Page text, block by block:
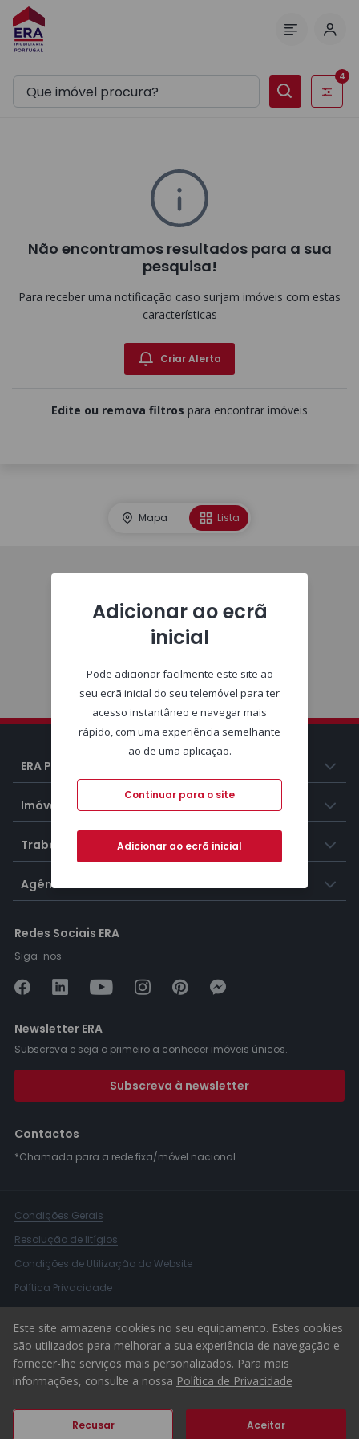
Filtros
4
Não encontramos resultados para a sua
pesquisa!
Para receber uma notificação caso surjam imóveis com estas
características
Criar Alerta
Edite ou remova filtros para encontrar imóveis
Mapa Lista
ERA Portugal
Imóveis
Trabalhar na ERA
Agências ERA
Redes Sociais ERA
Siga-nos:
Newsletter ERA
Subscreva e seja o primeiro a conhecer imóveis únicos.
Subscreva à newsletter
Contactos
*Chamada para a rede fixa/móvel nacional.
Condições Gerais
Resolução de litígios
Condições de Utilização do Website
Política Privacidade
Canal de Denúncias
© 2026 ERA Portugal
Este site armazena cookies no seu equipamento. Estes cookies
são utilizados para melhorar a sua experiência de navegação e
fornecer-lhe serviços mais personalizados. Para mais
informações, consulte a nossa Política de Privacidade
Recusar Aceitar
Adicionar ao ecrã
inicial
Pode adicionar facilmente este site ao
seu ecrã inicial do seu telemóvel para ter
acesso instantâneo e navegar mais
rápido, com uma experiência semelhante
ao de uma aplicação.
Continuar para o site
Adicionar ao ecrã inicial